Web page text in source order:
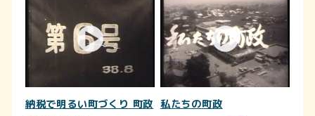
納税で明るい町づくり 町政 私たちの町政